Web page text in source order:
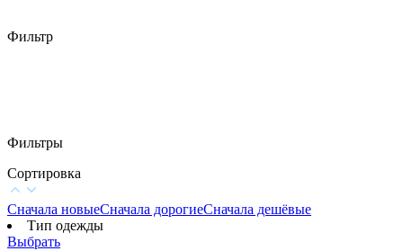
Фильтр
Фильтры
Сортировка
Сначала новыеСначала дорогиеСначала дешёвые
Тип одежды
Выбрать